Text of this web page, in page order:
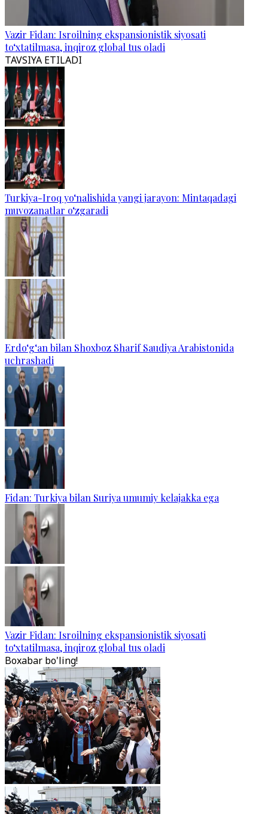
Vazir Fidan: Isroilning ekspansionistik siyosati
to‘xtatilmasa, inqiroz global tus oladi
TAVSIYA ETILADI
Turkiya-Iroq yo‘nalishida yangi jarayon: Mintaqadagi
muvozanatlar o‘zgaradi
Erdo‘g‘an bilan Shoxboz Sharif Saudiya Arabistonida
uchrashadi
Fidan: Turkiya bilan Suriya umumiy kelajakka ega
Vazir Fidan: Isroilning ekspansionistik siyosati
to‘xtatilmasa, inqiroz global tus oladi
Boxabar bo'ling!